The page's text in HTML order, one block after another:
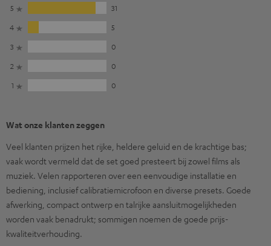
5
31
4
5
3
0
2
0
1
0
Wat onze klanten zeggen
Veel klanten prijzen het rijke, heldere geluid en de krachtige bas;
vaak wordt vermeld dat de set goed presteert bij zowel films als
muziek. Velen rapporteren over een eenvoudige installatie en
bediening, inclusief calibratiemicrofoon en diverse presets. Goede
afwerking, compact ontwerp en talrijke aansluitmogelijkheden
worden vaak benadrukt; sommigen noemen de goede prijs-
kwaliteitverhouding.